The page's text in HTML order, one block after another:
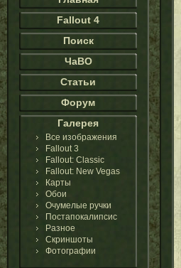
Fallout 4
Поиск
ЧаВО
Статьи
Форум
Галерея
Все изображения
Fallout 3
Fallout: Classic
Fallout: New Vegas
Карты
Обои
Очумелые ручки
Постапокалипсис
Разное
Скриншоты
Фотографии